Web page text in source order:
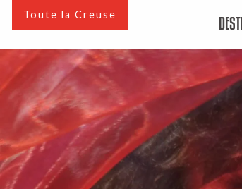
principal
Toute la Creuse